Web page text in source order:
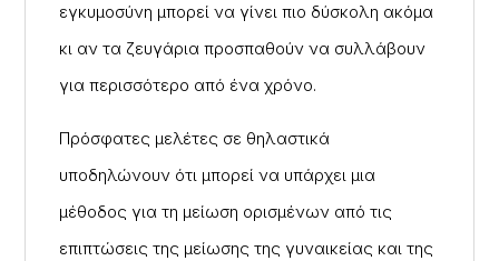
εγκυμοσύνη μπορεί να γίνει πιο δύσκολη ακόμα
κι αν τα ζευγάρια προσπαθούν να συλλάβουν
για περισσότερο από ένα χρόνο.
Πρόσφατες μελέτες σε θηλαστικά
υποδηλώνουν ότι μπορεί να υπάρχει μια
μέθοδος για τη μείωση ορισμένων από τις
επιπτώσεις της μείωσης της γυναικείας και της